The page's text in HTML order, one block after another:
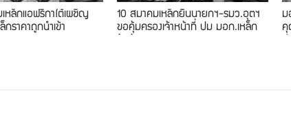
หล็กแอฟริกาใต้เผชิญ
กราคาถูกนำเข้า
10 สมาคมเหล็กยื่นนายกฯ-รมว.อุตฯ
ขอคุ้มครองเจ้าหน้าที่ ปม มอก.เหล็ก
ม
คุ